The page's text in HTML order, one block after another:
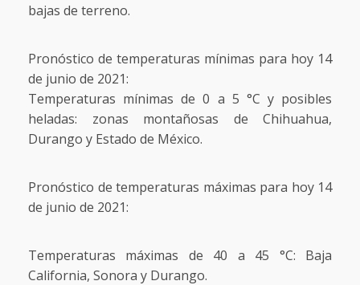
bajas de terreno.
Pronóstico de temperaturas mínimas para hoy 14
de junio de 2021:
Temperaturas mínimas de 0 a 5 °C y posibles
heladas: zonas montañosas de Chihuahua,
Durango y Estado de México.
Pronóstico de temperaturas máximas para hoy 14
de junio de 2021:
Temperaturas máximas de 40 a 45 °C: Baja
California, Sonora y Durango.